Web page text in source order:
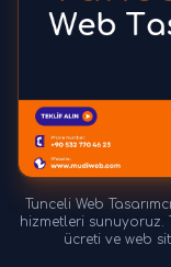
Tunceli Web
hizmetleri sunuyoruz.
ücreti ve web